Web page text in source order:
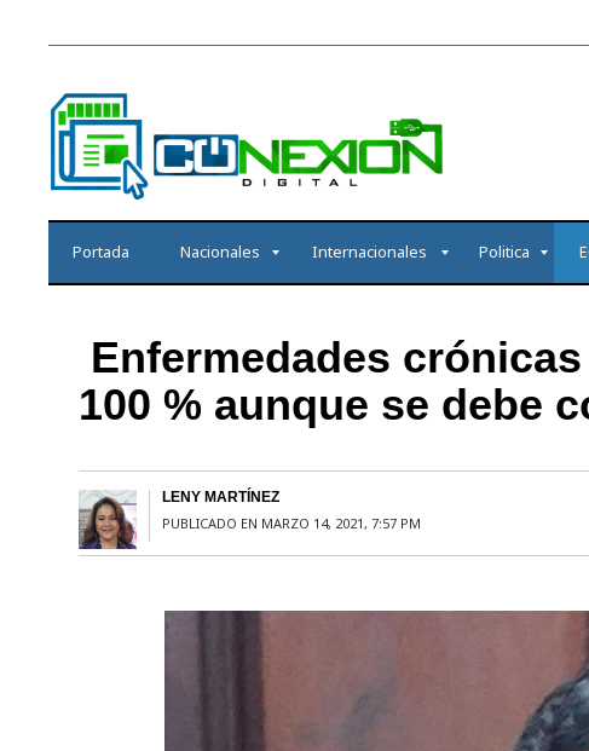
Portada Nacionales Internacionales Politica
Enfermedades
100 % aunque se debe
LENY MARTÍNEZ
PUBLICADO EN MARZO 14, 2021, 7:57 PM